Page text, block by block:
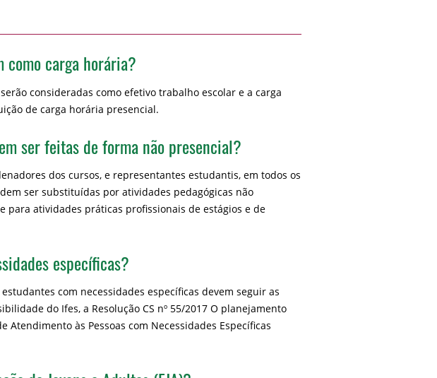
como carga horária?
consideradas como efetivo trabalho escolar e a carga
de carga horária presencial.
ser feitas de forma não presencial?
dos cursos, e representantes estudantis, em todos os
ser substituídas por atividades pedagógicas não
para atividades práticas profissionais de estágios e de
específicas?
com necessidades específicas devem seguir as
do Ifes, a Resolução CS nº 55/2017 O planejamento
às Pessoas com Necessidades Específicas